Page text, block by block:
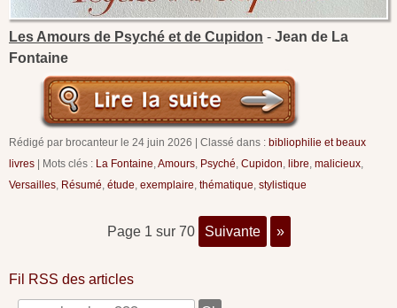
Les Amours de Psyché et de Cupidon - Jean de La
Fontaine
Rédigé par brocanteur le 24 juin 2026 Classé dans : bibliophilie et beaux
livres
Mots clés : La Fontaine Amours Psyché Cupidon libre malicieux
Versailles
Résumé étude exemplaire thématique stylistique
page 1 sur 70 suivante »
Fil RSS des articles